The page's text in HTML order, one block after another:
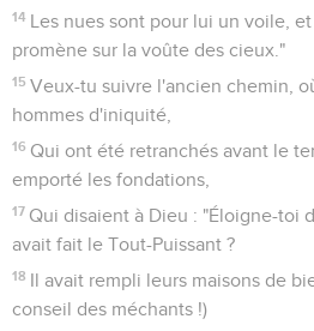
14 Les nues sont pour lui un voile,
promène sur la voûte des cieux."
15 Veux-tu suivre l'ancien chemin,
hommes d'iniquité,
16 Qui ont été retranchés avant le
emporté les fondations,
17 Qui disaient à Dieu : "Éloigne-toi
avait fait le Tout-Puissant ?
18 Il avait rempli leurs maisons de
conseil des méchants !)